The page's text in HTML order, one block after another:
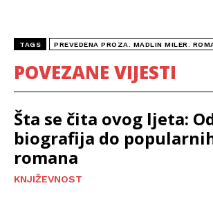
TAGS PREVEDENA PROZA. MADLIN MILER.
POVEZANE VIJESTI
Šta se čita ovog ljeta:
biografija do
romana
KNJIŽEVNOST